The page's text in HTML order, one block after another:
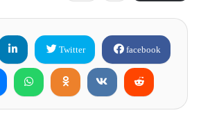
facebook
Twitter